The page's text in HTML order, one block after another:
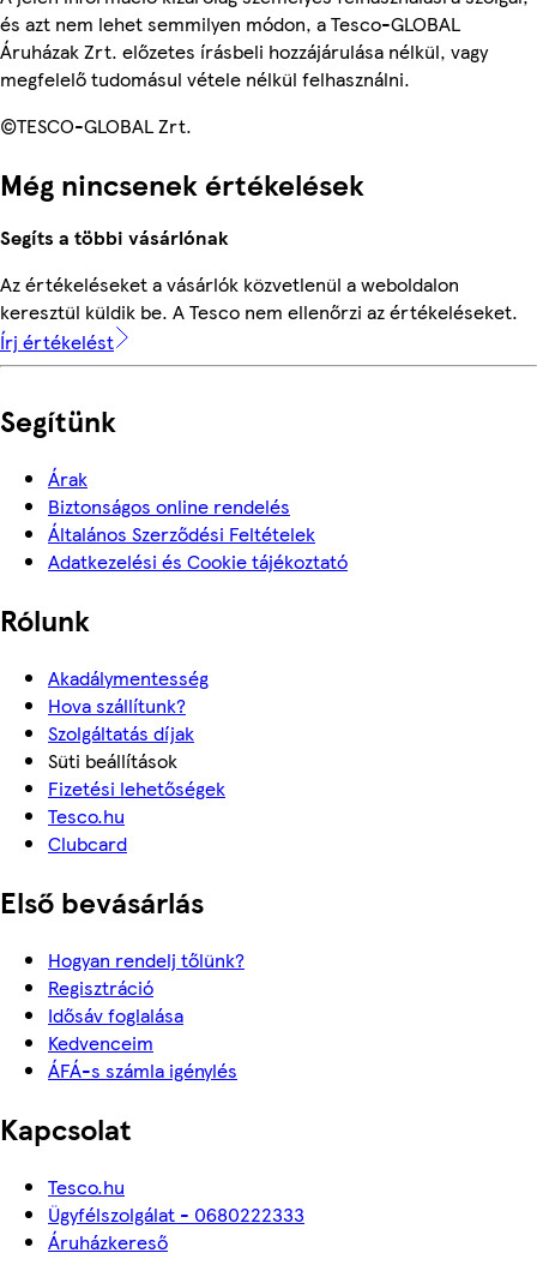
és azt nem lehet semmilyen módon, a Tesco-GLOBAL
Áruházak Zrt. előzetes írásbeli hozzájárulása nélkül, vagy
megfelelő tudomásul vétele nélkül felhasználni.
©TESCO-GLOBAL Zrt.
Még nincsenek értékelések
Segíts a többi vásárlónak
Az értékeléseket a vásárlók közvetlenül a weboldalon
keresztül küldik be. A Tesco nem ellenőrzi az értékeléseket.
Írj értékelést
Segítünk
Árak
Biztonságos online rendelés
Általános Szerződési Feltételek
Adatkezelési és Cookie tájékoztató
Rólunk
Akadálymentesség
Hova szállítunk?
Szolgáltatás díjak
Süti beállítások
Fizetési lehetőségek
Tesco.hu
Clubcard
Első bevásárlás
Hogyan rendelj tőlünk?
Regisztráció
Idősáv foglalása
Kedvenceim
ÁFÁ-s számla igénylés
Kapcsolat
Tesco.hu
Ügyfélszolgálat - 0680222333
Áruházkereső